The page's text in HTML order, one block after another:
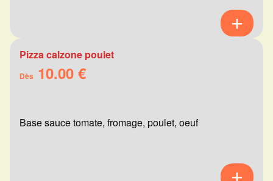
Pizza calzone poulet
Dès 10.00 €
Base sauce tomate, fromage, poulet, oeuf